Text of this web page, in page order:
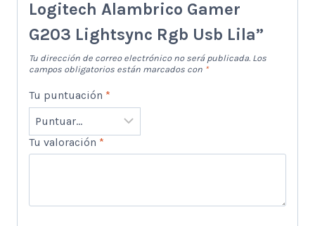
Logitech Alambrico Gamer
G203 Lightsync Rgb Usb Lila”
Tu dirección de correo electrónico no será publicada. Los
campos obligatorios están marcados con *
Tu puntuación *
Tu valoración *